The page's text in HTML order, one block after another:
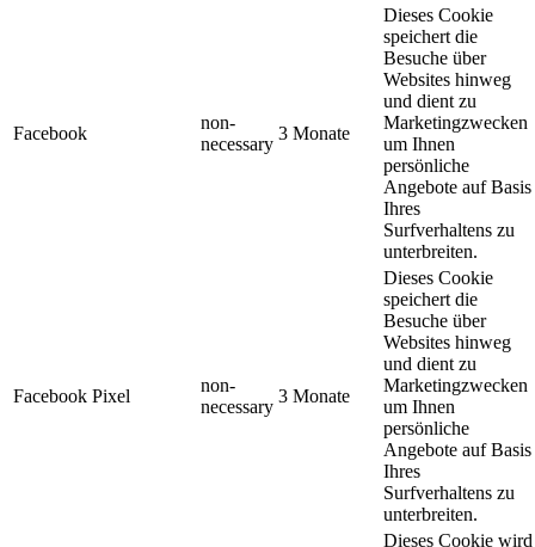
Facebook
non-
necessary
3 Monate
Dieses Cookie
speichert die
Besuche über
Websites hinweg
und dient zu
Marketingzwecken
um Ihnen
persönliche
Angebote auf Basis
Ihres
Surfverhaltens zu
unterbreiten.
Facebook Pixel
non-
necessary
3 Monate
Dieses Cookie
speichert die
Besuche über
Websites hinweg
und dient zu
Marketingzwecken
um Ihnen
persönliche
Angebote auf Basis
Ihres
Surfverhaltens zu
unterbreiten.
Dieses Cookie wird